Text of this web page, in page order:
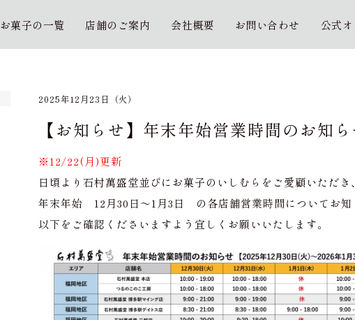
お菓子の一覧 店舗のご案内 会社概要 お問い合わせ 公式
2025年12月23日（火）
【お知らせ】年末年始営業時間のお知
※12/22(月)更新
日頃より石村萬盛堂並びにお菓子のいしむらをご愛顧いただ
年末年始 12月30日～1月3日 の各店舗営業時間についてお知
以下をご確認くださいますよう宜しくお願いいたします。